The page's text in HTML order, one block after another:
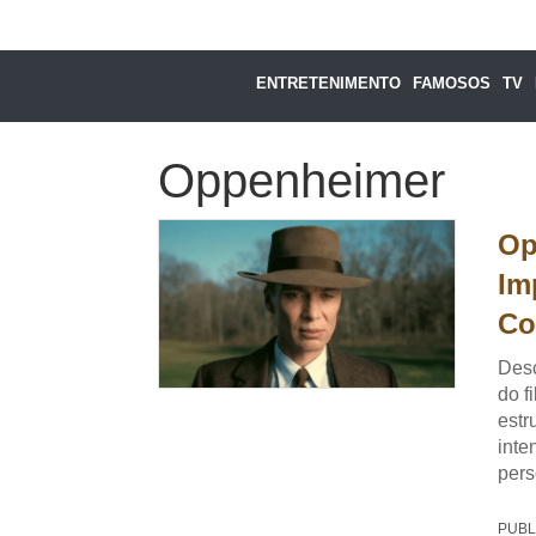
ENTRETENIMENTO FAMOSOS TV
Oppenheimer
do